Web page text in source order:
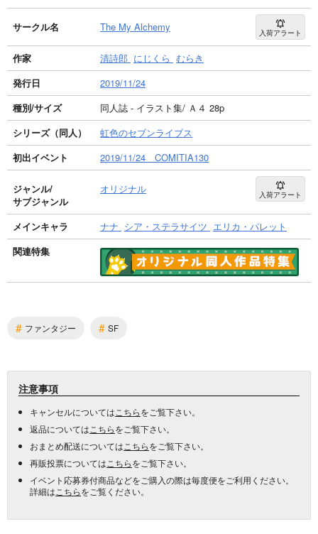
サークル名 The My Alchemy 入荷アラート
作家 清詩郎 にじくら むらき
発行日
2019/11/24
種別/サイズ
同人誌 - イラスト集/ Ａ４ 28p
シリーズ（同人）
虹色のセブンライブス
初出イベント
2019/11/24 COMITIA130
ジャンル/
サブジャンル
オリジナル 入荷アラート
メインキャラ ナナ シア・ステラサイツ エリカ・パレット
関連特集
# ファンタジー # SF
注意事項
キャンセルについては こちらをご覧下さい。
返品については こちらをご覧下さい。
おまとめ配送については こちらをご覧下さい。
再販投票については こちらをご覧下さい。
イベント応募券付商品などをご購入の際は毎度便をご利用ください。
詳細は こちらをご覧ください。